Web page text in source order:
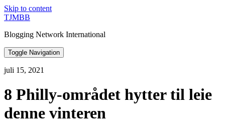
Skip to content
TJMBB
Blogging Network International
Toggle Navigation
juli 15, 2021
8 Philly-området hytter til leie
denne vinteren